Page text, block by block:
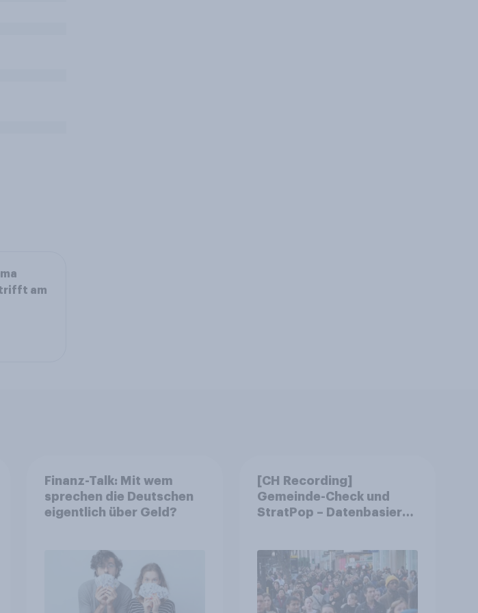
trifft am
Finanz-Talk: Mit wem
sprechen die Deutschen
eigentlich über Geld?
[CH Recording]
Gemeinde-Check und
StratPop – Datenbasierte